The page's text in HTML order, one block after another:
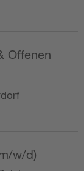
Offenen
w/d)